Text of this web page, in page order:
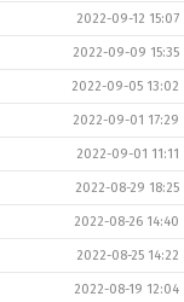
2022-09-12 15:07
2022-09-09 15:35
2022-09-05 13:02
2022-09-01 17:29
2022-09-01 11:11
2022-08-29 18:25
2022-08-26 14:40
2022-08-25 14:22
2022-08-19 12:04